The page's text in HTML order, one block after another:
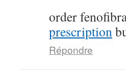
order
prescription
Répondre